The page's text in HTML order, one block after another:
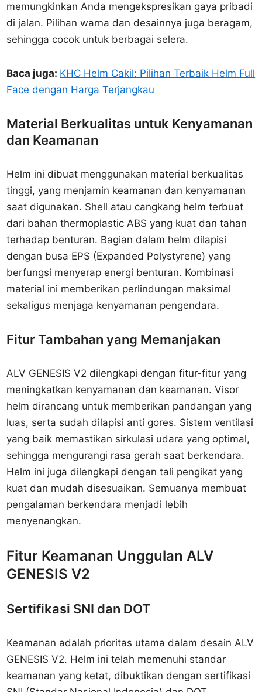
memungkinkan Anda mengekspresikan gaya pribadi
di jalan. Pilihan warna dan desainnya juga beragam,
sehingga cocok untuk berbagai selera.
Baca juga: KHC Helm Cakil: Pilihan Terbaik Helm Full
Face dengan Harga Terjangkau
Material Berkualitas untuk Kenyamanan
dan Keamanan
Helm ini dibuat menggunakan material berkualitas
tinggi, yang menjamin keamanan dan kenyamanan
saat digunakan. Shell atau cangkang helm terbuat
dari bahan thermoplastic ABS yang kuat dan tahan
terhadap benturan. Bagian dalam helm dilapisi
dengan busa EPS (Expanded Polystyrene) yang
berfungsi menyerap energi benturan. Kombinasi
material ini memberikan perlindungan maksimal
sekaligus menjaga kenyamanan pengendara.
Fitur Tambahan yang Memanjakan
ALV GENESIS V2 dilengkapi dengan fitur-fitur yang
meningkatkan kenyamanan dan keamanan. Visor
helm dirancang untuk memberikan pandangan yang
luas, serta sudah dilapisi anti gores. Sistem ventilasi
yang baik memastikan sirkulasi udara yang optimal,
sehingga mengurangi rasa gerah saat berkendara.
Helm ini juga dilengkapi dengan tali pengikat yang
kuat dan mudah disesuaikan. Semuanya membuat
pengalaman berkendara menjadi lebih
menyenangkan.
Fitur Keamanan Unggulan ALV
GENESIS V2
Sertifikasi SNI dan DOT
Keamanan adalah prioritas utama dalam desain ALV
GENESIS V2. Helm ini telah memenuhi standar
keamanan yang ketat, dibuktikan dengan sertifikasi